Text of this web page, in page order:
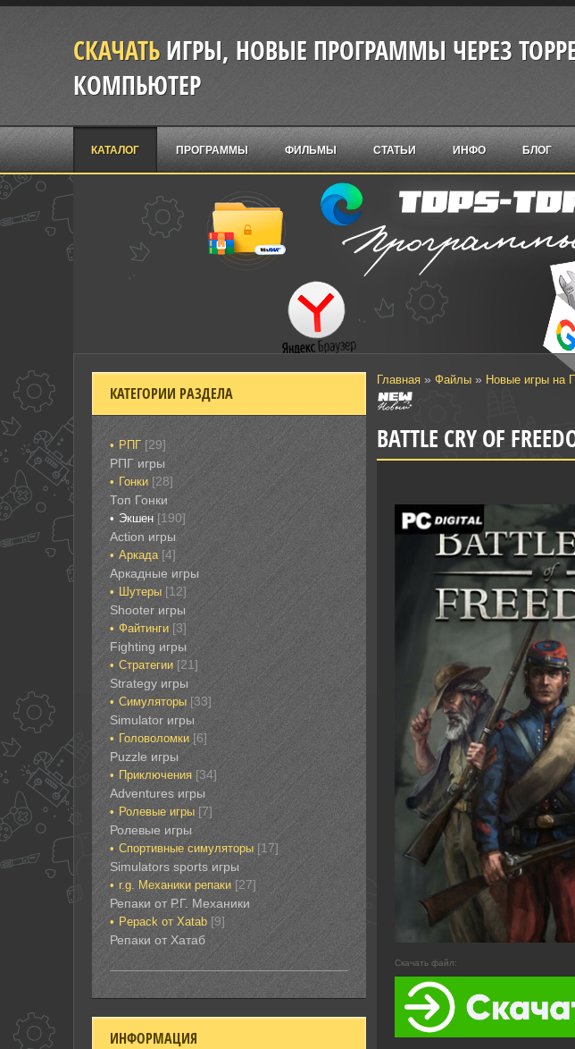
СКАЧАТЬИГРЫ, НОВЫЕ ПРОГРАММЫ ЧЕРЕЗ
КОМПЬЮТЕР
КАТАЛОГ ПРОГРАММЫ ФИЛЬМЫ СТАТЬИ ИНФО БЛОГ
Главная» Файлы» Новые игры на
BATTLE CRY OF
Скачать файл:
КАТЕГОРИИ РАЗДЕЛА
РПГ [29]
РПГ игры
Гонки‎ [28]
Топ Гонки‎
Экшен [190]
‎Action игры
Аркада‎ [4]
Аркадные игры
Шутеры‎ [12]
‎Shooter игры
Файтинги‎ [3]
Fighting игры
Стратегии‎ [21]
Strategy игры
Симуляторы‎ [33]
Simulator игры
Головоломки‎ [6]
Puzzle игры
Приключения‎ [34]
Adventures игры
Ролевые игры‎ [7]
Ролевые игры‎‎‎‎‎‎
Спортивные‎ симуляторы [17]
Simulators sports игры
r.g. Механики репаки [27]
Репаки от Р.Г. Механики
Рepack от Xatab [9]
Репаки от Хатаб
ИНФОРМАЦИЯ